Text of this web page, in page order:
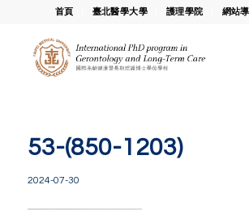
首頁 臺北醫學大學 護理學院 網站
53-(850-1203)
2024-07-30